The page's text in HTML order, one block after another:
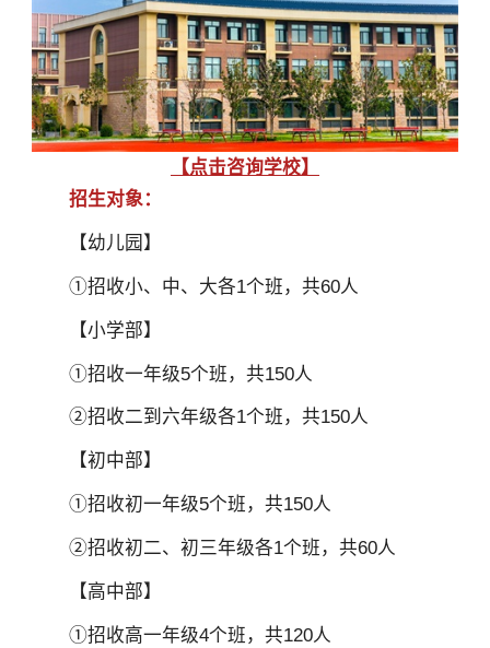
【点击咨询学校】
招生对象：
【幼儿园】
①招收小、中、大各1个班，共60人
【小学部】
①招收一年级5个班，共150人
②招收二到六年级各1个班，共150人
【初中部】
①招收初一年级5个班，共150人
②招收初二、初三年级各1个班，共60人
【高中部】
①招收高一年级4个班，共120人